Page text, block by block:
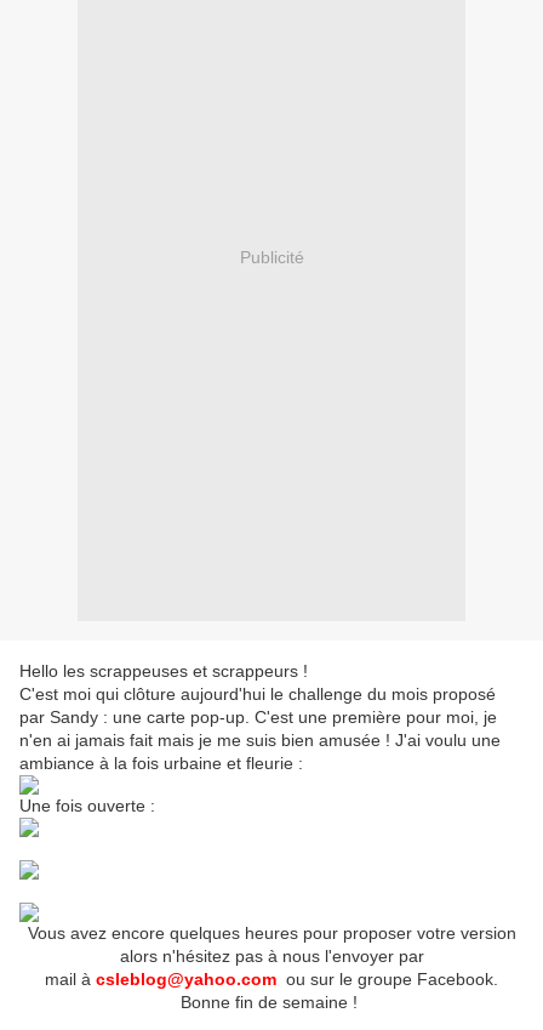
Publicité
Hello les scrappeuses et scrappeurs !
C'est moi qui clôture aujourd'hui le challenge du mois proposé
par Sandy : une carte pop-up. C'est une première pour moi, je
n'en ai jamais fait mais je me suis bien amusée ! J'ai voulu une
ambiance à la fois urbaine et fleurie :
Une fois ouverte :
Vous avez encore quelques heures pour proposer votre version
alors n'hésitez pas à nous l'envoyer par
mail à csleblog@yahoo.com ou sur le groupe Facebook.
Bonne fin de semaine !